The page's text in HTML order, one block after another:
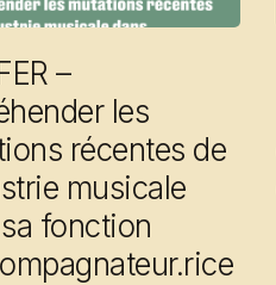
–
les
récentes de
musicale
fonction